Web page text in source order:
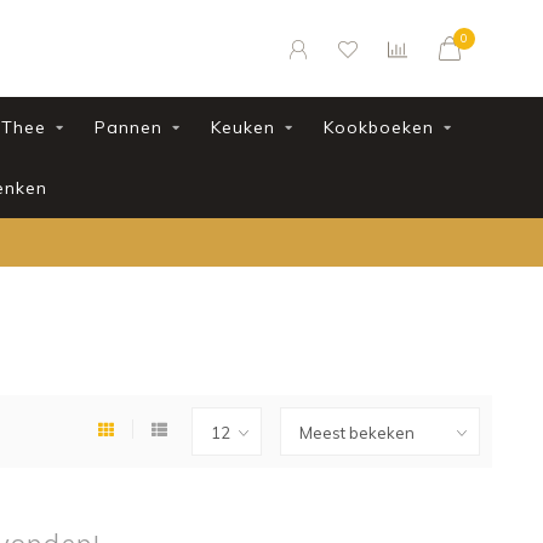
0
Thee Pannen Keuken Kookboeken